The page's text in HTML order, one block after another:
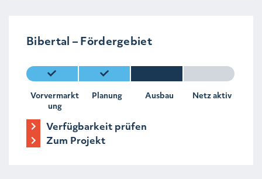
Bibertal – Fördergebiet
Vorvermarkt
ung
Planung Ausbau Netz aktiv
Verfügbarkeit prüfen
Zum Projekt